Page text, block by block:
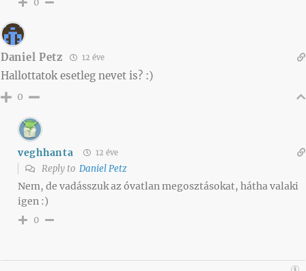
0
Daniel Petz 12 éve
Hallottatok esetleg nevet is? :)
0
veghhanta 12 éve
Reply to Daniel Petz
Nem, de vadásszuk az óvatlan megosztásokat, hátha valaki
igen :)
0